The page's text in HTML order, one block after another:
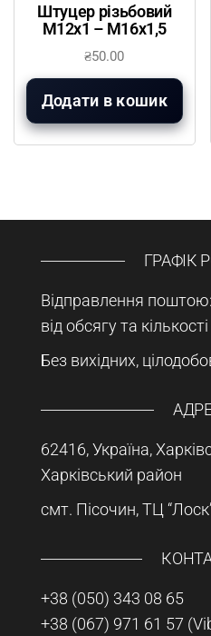
Штуцер різьбовий
М12х1 – М16х1,5
₴50.00
Додати в кошик
ГРАФІК
Відправлення
від обсягу та
Без вихідних,
62416, Україна,
Харківський район
смт. Пісочин, ТЦ
+38 (050) 343 08 65
+38 (067) 971 61 57